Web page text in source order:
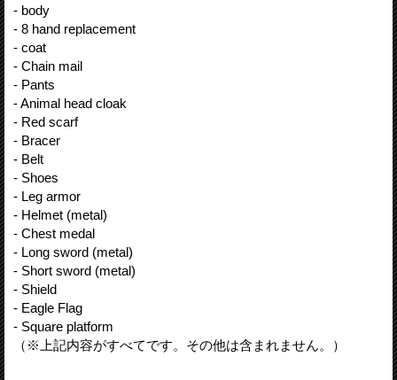
- body
- 8 hand replacement
- coat
- Chain mail
- Pants
- Animal head cloak
- Red scarf
- Bracer
- Belt
- Shoes
- Leg armor
- Helmet (metal)
- Chest medal
- Long sword (metal)
- Short sword (metal)
- Shield
- Eagle Flag
- Square platform
（※上記内容がすべてです。その他は含まれません。）